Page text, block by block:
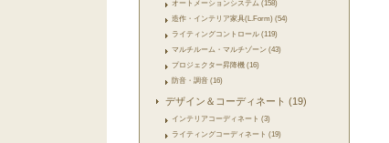
オートメーションシステム (158)
造作・インテリア家具(L.Form) (54)
ライティングコントロール (119)
マルチルーム・マルチゾーン (43)
プロジェクター昇降機 (16)
防音・調音 (16)
デザイン＆コーディネート (19)
インテリアコーディネート (3)
ライティングコーディネート (19)